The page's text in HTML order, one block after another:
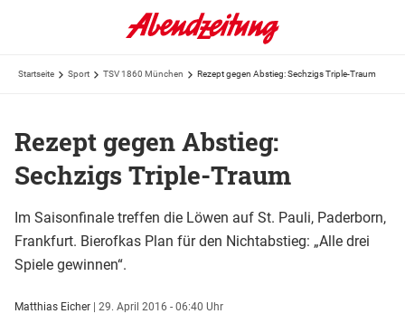
Startseite Sport TSV 1860 München Rezept gegen Abstieg: Sechzigs Triple-Traum
Rezept gegen Abstieg:
Sechzigs Triple-Traum
Im Saisonfinale treffen die Löwen auf St. Pauli, Paderborn,
Frankfurt. Bierofkas Plan für den Nichtabstieg: „Alle drei
Spiele gewinnen“.
Matthias Eicher | 29. April 2016 - 06:40 Uhr